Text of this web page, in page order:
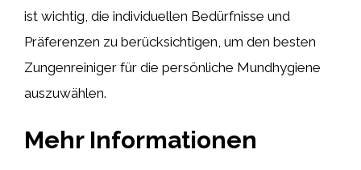
ist wichtig, die individuellen Bedürfnisse und
Präferenzen zu berücksichtigen, um den besten
Zungenreiniger für die persönliche Mundhygiene
auszuwählen.
Mehr Informationen